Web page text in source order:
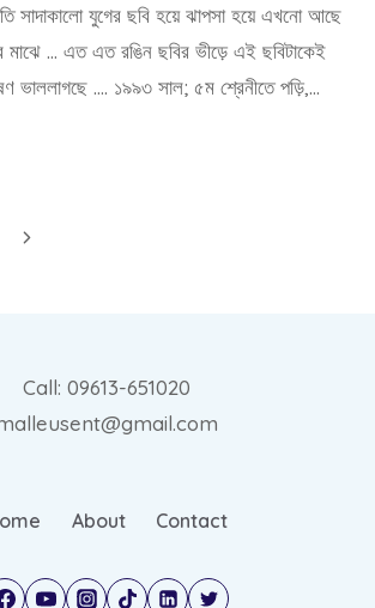
সাদাকালো যুগের ছবি হয়ে ঝাপসা হয়ে এখনো আছে
মাঝে … এত এত রঙিন ছবির ভীড়ে এই ছবিটাকেই
ভাললাগছে …. ১৯৯৩ সাল; ৫ম শ্রেনীতে পড়ি,…
Next
Call: 09613-651020
About Contact